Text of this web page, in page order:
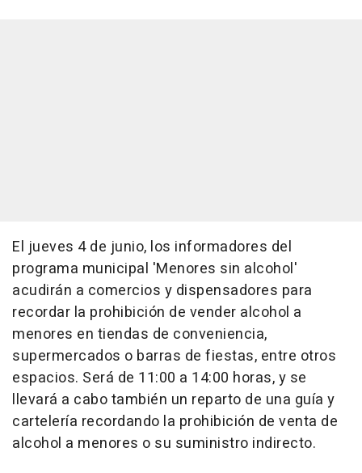
El jueves 4 de junio, los informadores del
programa municipal 'Menores sin alcohol'
acudirán a comercios y dispensadores para
recordar la prohibición de vender alcohol a
menores en tiendas de conveniencia,
supermercados o barras de fiestas, entre otros
espacios. Será de 11:00 a 14:00 horas, y se
llevará a cabo también un reparto de una guía y
cartelería recordando la prohibición de venta de
alcohol a menores o su suministro indirecto.